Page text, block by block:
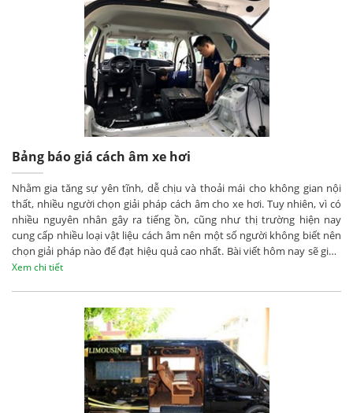
Bảng báo giá cách âm xe hơi
Nhằm gia tăng sự yên tĩnh, dễ chịu và thoải mái cho không gian nội
thất, nhiều người chọn giải pháp cách âm cho xe hơi. Tuy nhiên, vì có
nhiều nguyên nhân gây ra tiếng ồn, cũng như thị trường hiện nay
cung cấp nhiều loại vật liệu cách âm nên một số người không biết nên
chọn giải pháp nào để đạt hiệu quả cao nhất. Bài viết hôm nay sẽ giúp
bạn.
Xem chi tiết